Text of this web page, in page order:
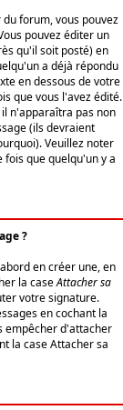
forum, vous pouvez
pouvez éditer un
qu'il soit posté) en
a déjà répondu
en dessous de votre
que vous l'avez édité.
n'apparaîtra pas non
(ils devraient
Veuillez noter
que quelqu'un y a
?
en créer une, en
la caseAttacher sa
votre signature.
en cochant la
empêcher d'attacher
la case Attacher sa